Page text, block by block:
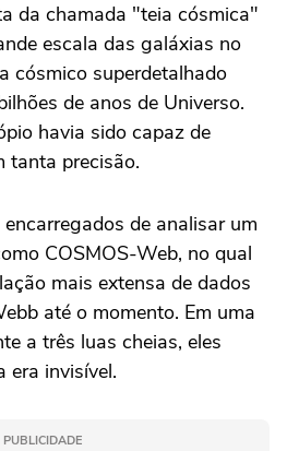
da chamada "teia cósmica"
escala das galáxias no
cósmico superdetalhado
de anos de Universo.
havia sido capaz de
tanta precisão.
de analisar um
COSMOS-Web, no qual
mais extensa de dados
até o momento. Em uma
a três luas cheias, eles
era invisível.
PUBLICIDADE